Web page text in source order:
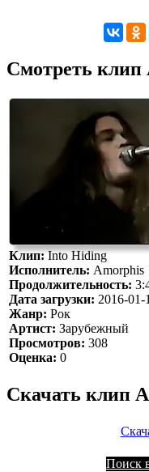
Смотреть
Клип:Into Hiding
Исполнитель: Amorphis
Продолжительность:
Дата загрузки: 2016-01-
Жанр: Рок
Артист: Зарубежный
Просмотров: 308
Оценка: 0
Скачать клип
Поиск